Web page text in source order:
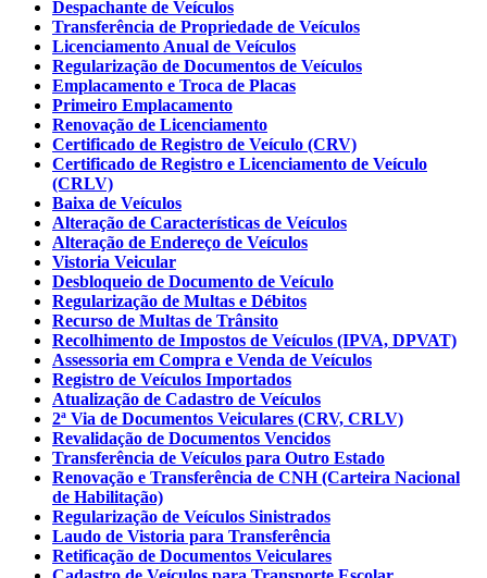
Despachante de Veículos
Transferência de Propriedade de Veículos
Licenciamento Anual de Veículos
Regularização de Documentos de Veículos
Emplacamento e Troca de Placas
Primeiro Emplacamento
Renovação de Licenciamento
Certificado de Registro de Veículo (CRV)
Certificado de Registro e Licenciamento de Veículo
(CRLV)
Baixa de Veículos
Alteração de Características de Veículos
Alteração de Endereço de Veículos
Vistoria Veicular
Desbloqueio de Documento de Veículo
Regularização de Multas e Débitos
Recurso de Multas de Trânsito
Recolhimento de Impostos de Veículos (IPVA, DPVAT)
Assessoria em Compra e Venda de Veículos
Registro de Veículos Importados
Atualização de Cadastro de Veículos
2ª Via de Documentos Veiculares (CRV, CRLV)
Revalidação de Documentos Vencidos
Transferência de Veículos para Outro Estado
Renovação e Transferência de CNH (Carteira Nacional
de Habilitação)
Regularização de Veículos Sinistrados
Laudo de Vistoria para Transferência
Retificação de Documentos Veiculares